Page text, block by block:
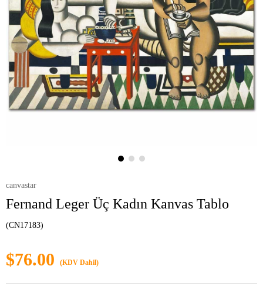
canvastar
Fernand Leger Üç Kadın Kanvas Tablo
(CN17183)
$76.00 (KDV Dahil)